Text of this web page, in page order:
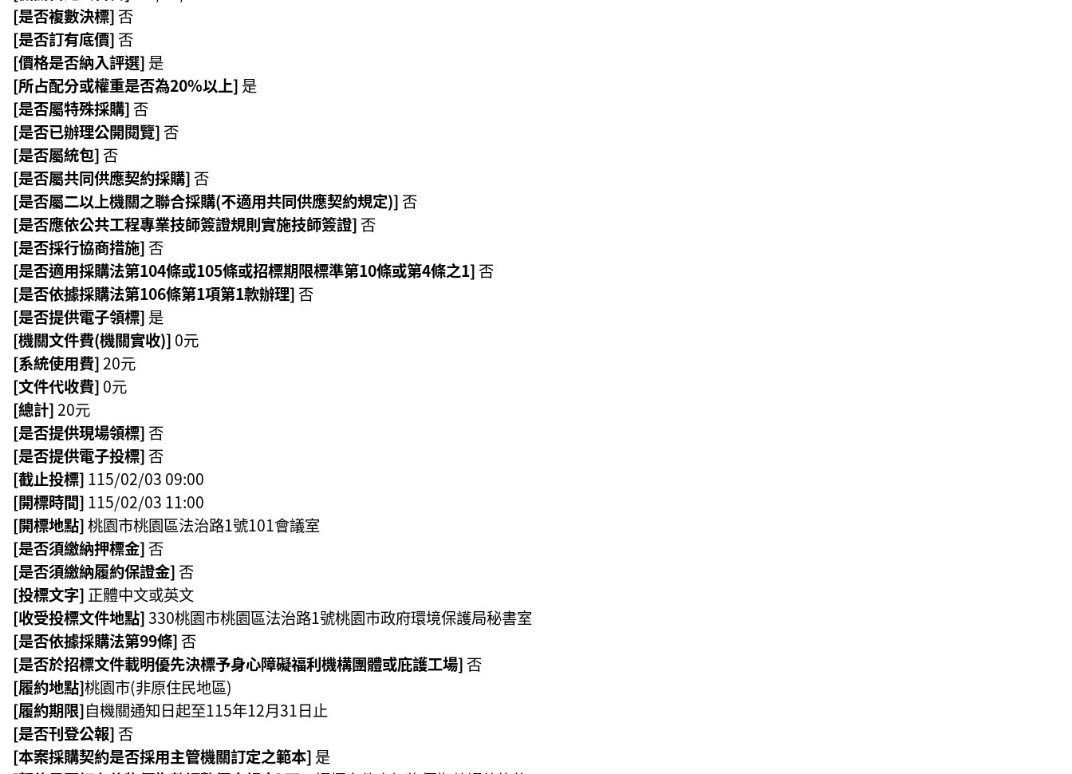
[是否複數決標] 否
[是否訂有底價] 否
[價格是否納入評選] 是
[所占配分或權重是否為20%以上] 是
[是否屬特殊採購] 否
[是否已辦理公開閱覽] 否
[是否屬統包] 否
[是否屬共同供應契約採購] 否
[是否屬二以上機關之聯合採購(不適用共同供應契約規定)] 否
[是否應依公共工程專業技師簽證規則實施技師簽證] 否
[是否採行協商措施] 否
[是否適用採購法第104條或105條或招標期限標準第10條或第4條之1] 否
[是否依據採購法第106條第1項第1款辦理] 否
[是否提供電子領標] 是
[機關文件費(機關實收)] 0元
[系統使用費] 20元
[文件代收費] 0元
[總計] 20元
[是否提供現場領標] 否
[是否提供電子投標] 否
[截止投標] 115/02/03 09:00
[開標時間] 115/02/03 11:00
[開標地點]桃園市桃園區法治路1號101會議室
[是否須繳納押標金] 否
[是否須繳納履約保證金] 否
[投標文字] 正體中文或英文
[收受投標文件地點]330桃園市桃園區法治路1號桃園市政府環境保護局秘書室
[是否依據採購法第99條] 否
[是否於招標文件載明優先決標予身心障礙福利機構團體或庇護工場] 否
[履約地點]桃園市(非原住民地區)
[履約期限]自機關通知日起至115年12月31日止
[是否刊登公報] 否
[本案採購契約是否採用主管機關訂定之範本] 是